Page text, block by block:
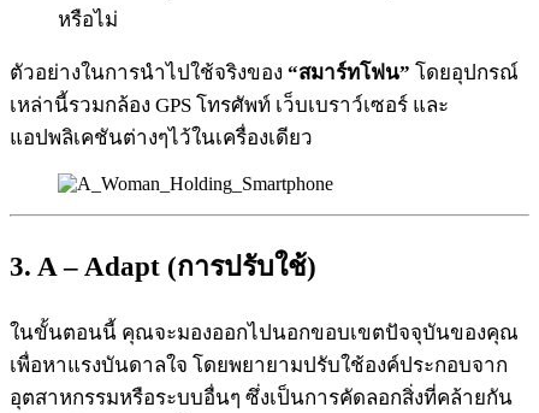
หรือไม่
ตัวอย่างในการนำไปใช้จริงของ “สมาร์ทโฟน” โดยอุปกรณ์
เหล่านี้รวมกล้อง GPS โทรศัพท์ เว็บเบราว์เซอร์ และ
แอปพลิเคชันต่างๆไว้ในเครื่องเดียว
3. A – Adapt (การปรับใช้)
ในขั้นตอนนี้ คุณจะมองออกไปนอกขอบเขตปัจจุบันของคุณ
เพื่อหาแรงบันดาลใจ โดยพยายามปรับใช้องค์ประกอบจาก
อุตสาหกรรมหรือระบบอื่นๆ ซึ่งเป็นการคัดลอกสิ่งที่คล้ายกัน